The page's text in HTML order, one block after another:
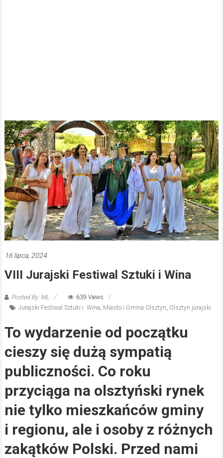
16 lipca, 2024
VIII Jurajski Festiwal Sztuki i Wina
Posted By: ML
639 Views
Jurajski Festiwal Sztuki i Wina Miasto i Gmina Olsztyn Olsztyn jurajski
To wydarzenie od początku
cieszy się dużą sympatią
publiczności. Co roku
przyciąga na olsztyński rynek
nie tylko mieszkańców gminy
i regionu, ale i osoby z różnych
zakątków Polski. Przed nami